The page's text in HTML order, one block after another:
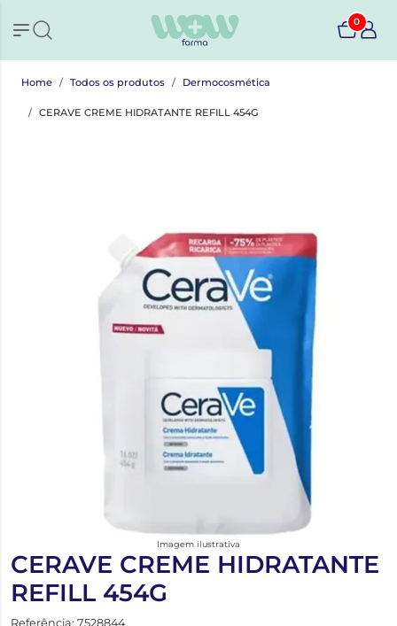
0
Home Todos os produtos Dermocosmética
CERAVE CREME HIDRATANTE REFILL 454G
Imagem ilustrativa
CERAVE CREME HIDRATANTE
REFILL 454G
Referência: 7528844